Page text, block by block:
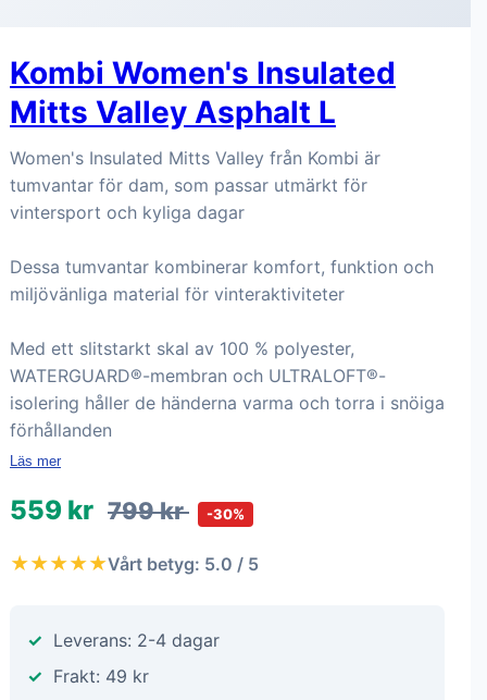
Kombi Women's Insulated
Mitts Valley Asphalt L
Women's Insulated Mitts Valley från Kombi är
tumvantar för dam, som passar utmärkt för
vintersport och kyliga dagar
Dessa tumvantar kombinerar komfort, funktion och
miljövänliga material för vinteraktiviteter
Med ett slitstarkt skal av 100 % polyester,
WATERGUARD®-membran och ULTRALOFT®-
isolering håller de händerna varma och torra i snöiga
förhållanden
Läs mer
559 kr 799 kr -30%
★★★★★Vårt betyg: 5.0 / 5
Leverans: 2-4 dagar
Frakt: 49 kr